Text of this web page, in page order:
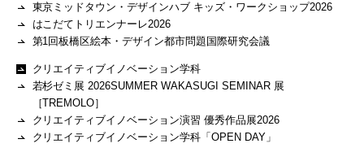
東京ミッドタウン・デザインハブ キッズ・ワークショップ2026
はこだてトリエンナーレ2026
第1回板橋区絵本・デザイン都市問題国際研究会議
クリエイティブイノベーション学科
若杉ゼミ展 2026SUMMER WAKASUGI SEMINAR 展
［TREMOLO］
クリエイティブイノベーション演習 優秀作品展2026
クリエイティブイノベーション学科「OPEN DAY」